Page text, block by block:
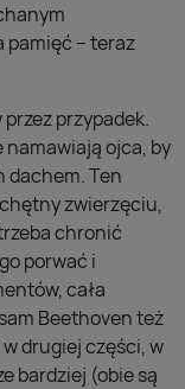
pamięć – teraz
przypadek.
ojca, by
dachem. Ten
zwierzęciu,
chronić
porwać i
cała
Beethoven też
drugiej części, w
bardziej (obie są